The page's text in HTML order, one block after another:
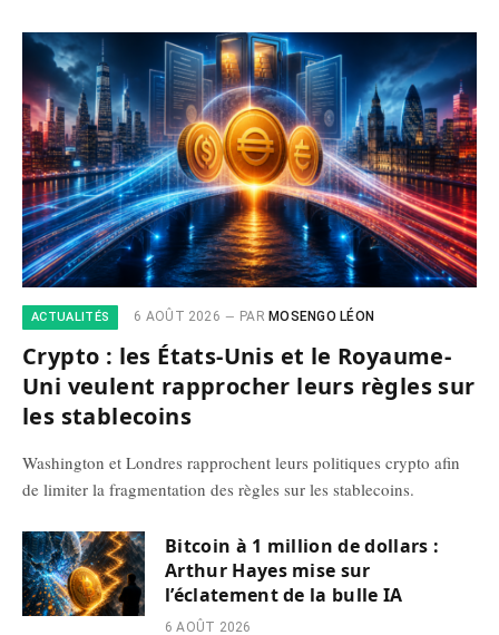
ACTUALITÉS 6 AOÛT 2026 PAR MOSENGO LÉON
Crypto : les États-Unis et le Royaume-
Uni veulent rapprocher leurs règles sur
les stablecoins
Washington et Londres rapprochent leurs politiques crypto afin
de limiter la fragmentation des règles sur les stablecoins.
Bitcoin à 1 million de dollars :
Arthur Hayes mise sur
l’éclatement de la bulle IA
6 AOÛT 2026